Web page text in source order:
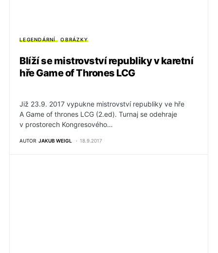
LEGENDÁRNÍ OBRÁZKY
Blíží se mistrovství republiky v karetní
hře Game of Thrones LCG
Již 23.9. 2017 vypukne mistrovství republiky ve hře
A Game of thrones LCG (2.ed). Turnaj se odehraje
v prostorech Kongresového…
AUTOR JAKUB WEIGL 18.9.2017